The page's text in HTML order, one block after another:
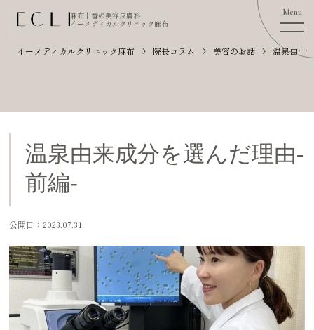
麻布十番の美容皮膚科
イーメディカルクリニック麻布
イーメディカルクリニック麻布 院長コラム 美容のお話 温泉由来成分を選んだ理由-前編-
温泉由来成分を選んだ理由-
前編-
公開日：2023.07.31